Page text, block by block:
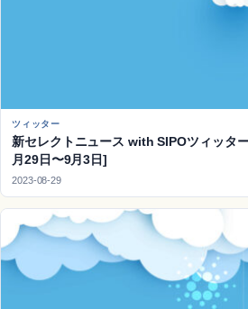
ツィッター
新セレクトニュース with SIPOツィッタ
月29日〜9月3日]
2023-08-29